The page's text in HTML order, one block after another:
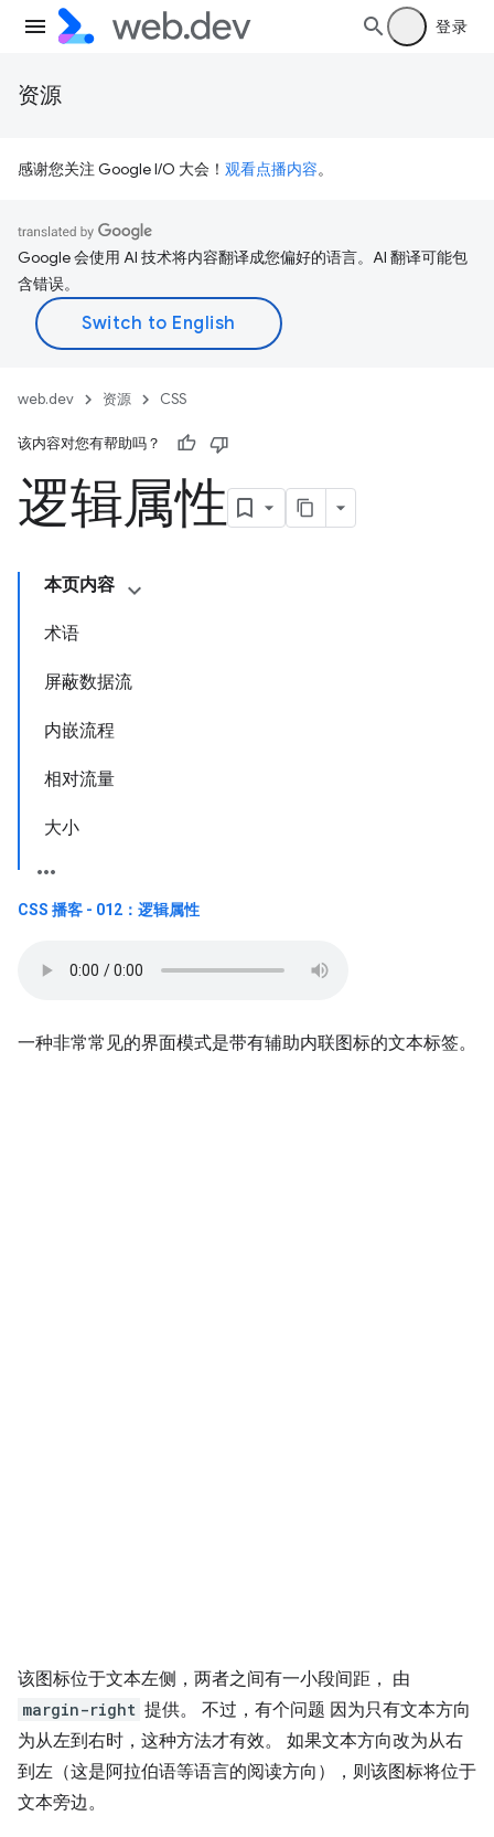
登录
资源
感谢您关注 Google I/O 大会！ 观看点播内容。
Google 会使用 AI 技术将内容翻译成您偏好的语言。AI 翻译可能包
含错误。
web.dev 资源 CSS
该内容对您有帮助吗？
逻辑属性
本页内容
术语
屏蔽数据流
内嵌流程
相对流量
大小
CSS 播客 - 012：逻辑属性
一种非常常见的界面模式是带有辅助内联图标的文本标签。
该图标位于文本左侧，两者之间有一小段间距， 由
margin-right 提供。 不过，有个问题 因为只有文本方向
为从左到右时，这种方法才有效。 如果文本方向改为从右
到左（这是阿拉伯语等语言的阅读方向），则该图标将位于
文本旁边。